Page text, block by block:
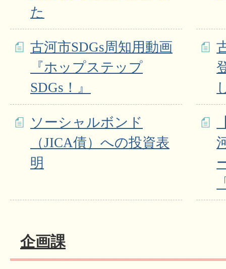
た
古河市SDGs周知用動画
『ホップステップ
SDGs！』
ソーシャルボンド
（JICA債）への投資表
明
企画課